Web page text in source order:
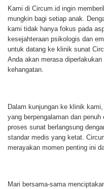
Kami di Circum.id ingin
mungkin bagi setiap anak.
kami tidak hanya fokus pada
kesejahteraan psikologis dan
untuk datang ke klinik sunat
Anda akan merasa
kehangatan.
Dalam kunjungan ke klinik
yang berpengalaman dan
proses sunat berlangsung
standar medis yang ketat.
merayakan momen penting ini
Mari bersama-sama